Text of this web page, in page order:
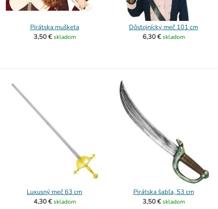
Pirátska mušketa
3,50 € skladom
Dôstojnícky meč 101 cm
6,30 € skladom
Luxusný meč 63 cm
4,30 € skladom
Pirátska šabľa, 53 cm
3,50 € skladom